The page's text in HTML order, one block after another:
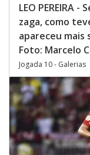
LEO PEREIRA
zaga, como
apareceu mais
Foto: Marcelo
Jogada 10 - Galerias